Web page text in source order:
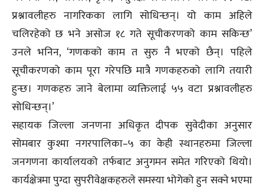
प्रश्नावलीहरु नागरिकका लागि सोधिन्छन्। यो काम अहिले
चलिरहेको छ भने असोज १८ गते सूचीकरणको काम सकिन्छ’
उनले भनिन, ‘गणकको काम त सुरु नै भएको छैन्। पहिले
सूचीकरणको काम पूरा गरेपछि मात्रै गणकहरुको लागि तयारी
हुन्छ। गणकहरु जाने बेलामा व्यक्तिलाई ५५ वटा प्रश्नावलीहरु
सोधिन्छन्।’
सहायक जिल्ला जनणना अधिकृत दीपक सुवेदीका अनुसार
सोमबार कुश्मा नगरपालिका–५ का केही स्थानहरुमा जिल्ला
जनगणना कार्यालयको तर्फबाट अनुगमन समेत गरिएको थियो।
कार्यक्षेत्रमा पुग्दा सुपरीवेक्षकहरुले समस्या भोगेको हुन सक्ने भएमा